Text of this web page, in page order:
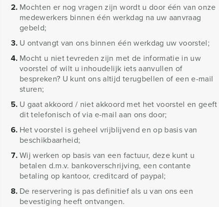
Mochten er nog vragen zijn wordt u door één van onze
medewerkers binnen één werkdag na uw aanvraag
gebeld;
U ontvangt van ons binnen één werkdag uw voorstel;
Mocht u niet tevreden zijn met de informatie in uw
voorstel of wilt u inhoudelijk iets aanvullen of
bespreken? U kunt ons altijd terugbellen of een e-mail
sturen;
U gaat akkoord / niet akkoord met het voorstel en geeft
dit telefonisch of via e-mail aan ons door;
Het voorstel is geheel vrijblijvend en op basis van
beschikbaarheid;
Wij werken op basis van een factuur, deze kunt u
betalen d.m.v. bankoverschrijving, een contante
betaling op kantoor, creditcard of paypal;
De reservering is pas definitief als u van ons een
bevestiging heeft ontvangen.